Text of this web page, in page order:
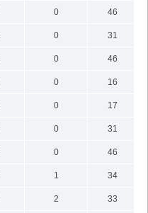
0
46
0
31
0
46
0
16
0
17
0
31
0
46
1
34
2
33